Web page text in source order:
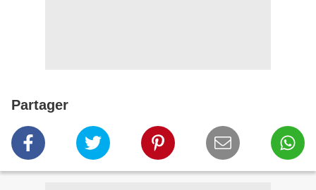
Partager